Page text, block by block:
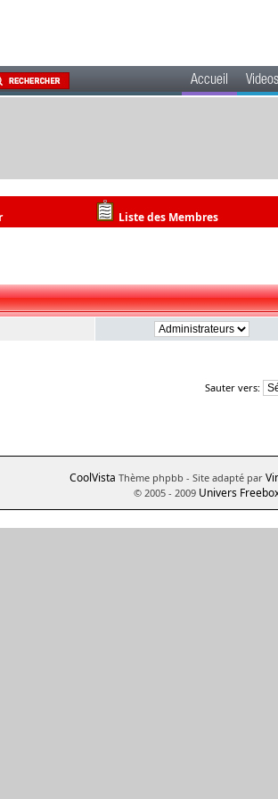
Accueil Videos
Liste des Membres
Sauter vers:
CoolVista Thème phpbb - Site adapté par
© 2005 - 2009 Univers